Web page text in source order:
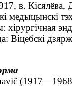
в. Кісялёва,
медыцынскі
Віцебскі